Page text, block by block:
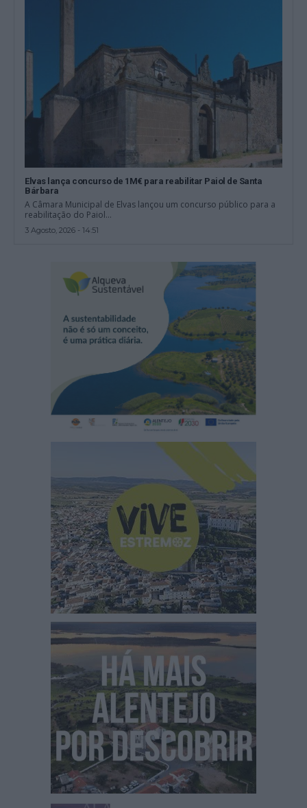
Elvas lança concurso de 1M€ para reabilitar Paiol de Santa
Bárbara
A Câmara Municipal de Elvas lançou um concurso público para a
reabilitação do Paiol...
3 Agosto, 2026 - 14:51